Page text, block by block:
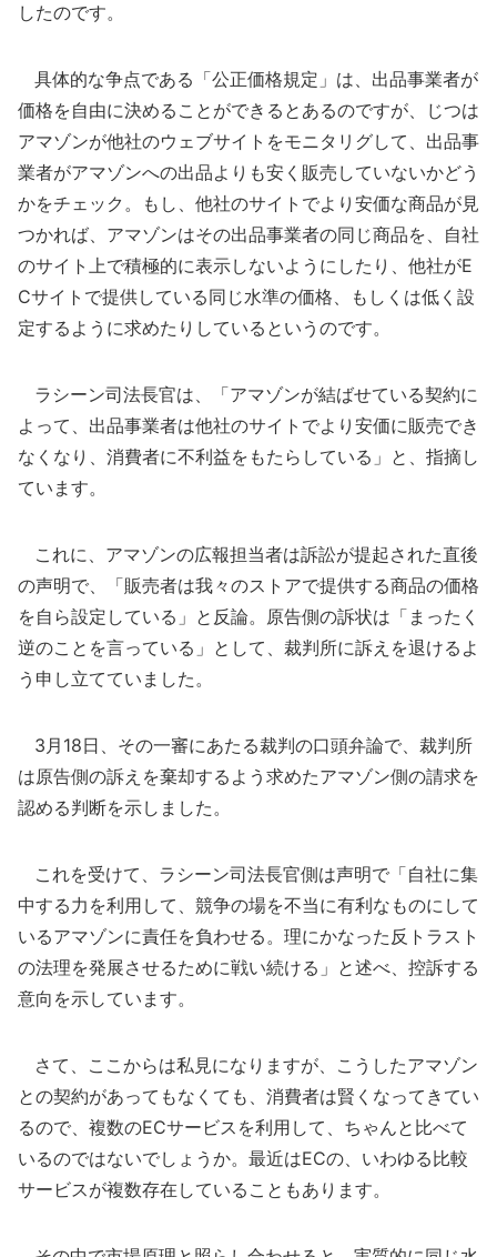
したのです。
具体的な争点である「公正価格規定」は、出品事業者が
価格を自由に決めることができるとあるのですが、じつは
アマゾンが他社のウェブサイトをモニタリグして、出品事
業者がアマゾンへの出品よりも安く販売していないかどう
かをチェック。もし、他社のサイトでより安価な商品が見
つかれば、アマゾンはその出品事業者の同じ商品を、自社
のサイト上で積極的に表示しないようにしたり、他社がE
Cサイトで提供している同じ水準の価格、もしくは低く設
定するように求めたりしているというのです。
ラシーン司法長官は、「アマゾンが結ばせている契約に
よって、出品事業者は他社のサイトでより安価に販売でき
なくなり、消費者に不利益をもたらしている」と、指摘し
ています。
これに、アマゾンの広報担当者は訴訟が提起された直後
の声明で、「販売者は我々のストアで提供する商品の価格
を自ら設定している」と反論。原告側の訴状は「まったく
逆のことを言っている」として、裁判所に訴えを退けるよ
う申し立てていました。
3月18日、その一審にあたる裁判の口頭弁論で、裁判所
は原告側の訴えを棄却するよう求めたアマゾン側の請求を
認める判断を示しました。
これを受けて、ラシーン司法長官側は声明で「自社に集
中する力を利用して、競争の場を不当に有利なものにして
いるアマゾンに責任を負わせる。理にかなった反トラスト
の法理を発展させるために戦い続ける」と述べ、控訴する
意向を示しています。
さて、ここからは私見になりますが、こうしたアマゾン
との契約があってもなくても、消費者は賢くなってきてい
るので、複数のECサービスを利用して、ちゃんと比べて
いるのではないでしょうか。最近はECの、いわゆる比較
サービスが複数存在していることもあります。